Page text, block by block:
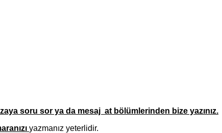
soru sor ya da mesaj at bölümlerinden bize yazınız.
yazmanız yeterlidir.